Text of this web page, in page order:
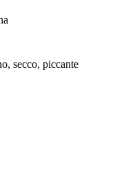
secco, piccante